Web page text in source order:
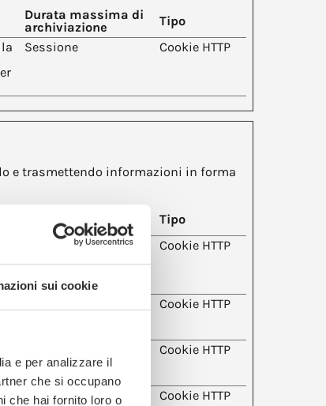
sui cookie
e per analizzare il
che si occupano
che hai fornito loro o
Durata massima di
archiviazione
Tipo
Sessione Cookie HTTP
e trasmettendo informazioni in forma
archiviazione
Tipo
Sessione Cookie HTTP
Cookie HTTP
Cookie HTTP
Sessione Cookie HTTP